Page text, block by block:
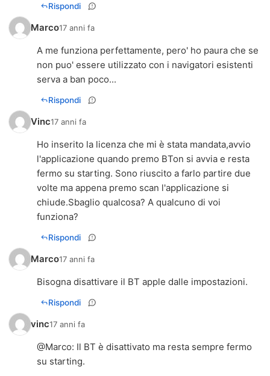
Rispondi
Marco17 anni fa
A me funziona perfettamente, pero' ho paura che se
non puo' essere utilizzato con i navigatori esistenti
serva a ban poco...
Rispondi
Vinc17 anni fa
Ho inserito la licenza che mi è stata mandata,avvio
l'applicazione quando premo BTon si avvia e resta
fermo su starting. Sono riuscito a farlo partire due
volte ma appena premo scan l'applicazione si
chiude.Sbaglio qualcosa? A qualcuno di voi
funziona?
Rispondi
Marco17 anni fa
Bisogna disattivare il BT apple dalle impostazioni.
Rispondi
vinc17 anni fa
@Marco: Il BT è disattivato ma resta sempre fermo
su starting.